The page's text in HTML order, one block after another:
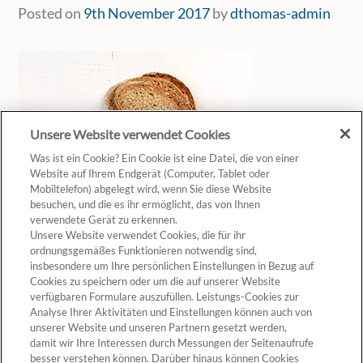
Posted on 9th November 2017bydthomas-admin
Cookie-Einstellungen
Unsere Website verwendet Cookies
Was ist ein Cookie? Ein Cookie ist eine Datei, die von einer
Website auf Ihrem Endgerät (Computer, Tablet oder
Mobiltelefon) abgelegt wird, wenn Sie diese Website
besuchen, und die es ihr ermöglicht, das von Ihnen
verwendete Gerät zu erkennen.
Unsere Website verwendet Cookies, die für ihr
ordnungsgemäßes Funktionieren notwendig sind,
insbesondere um Ihre persönlichen Einstellungen in Bezug auf
Cookies zu speichern oder um die auf unserer Website
verfügbaren Formulare auszufüllen. Leistungs-Cookies zur
Analyse Ihrer Aktivitäten und Einstellungen können auch von
unserer Website und unseren Partnern gesetzt werden,
damit wir Ihre Interessen durch Messungen der Seitenaufrufe
besser verstehen können. Darüber hinaus können Cookies